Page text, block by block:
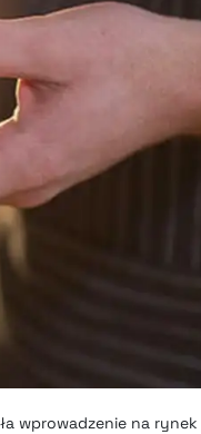
wprowadzenie na rynek